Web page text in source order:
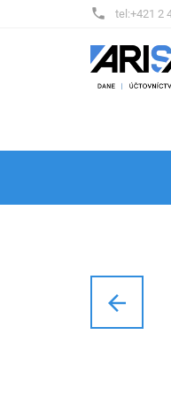
 tel:+421 2
